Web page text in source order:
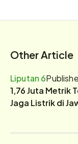
Other Article
Liputan 6
1,76 Juta Metrik
Jaga Listrik di